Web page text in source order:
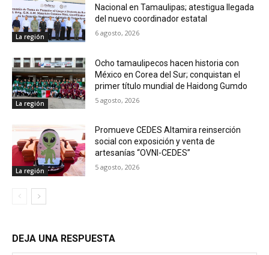
La región
Nacional en Tamaulipas; atestigua llegada
del nuevo coordinador estatal
6 agosto, 2026
La región
Ocho tamaulipecos hacen historia con
México en Corea del Sur; conquistan el
primer título mundial de Haidong Gumdo
5 agosto, 2026
La región
Promueve CEDES Altamira reinserción
social con exposición y venta de
artesanías “OVNI-CEDES”
5 agosto, 2026
DEJA UNA RESPUESTA